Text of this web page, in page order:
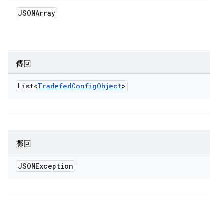
JSONArray
傳回
List<TradefedConfigObject>
擲回
JSONException